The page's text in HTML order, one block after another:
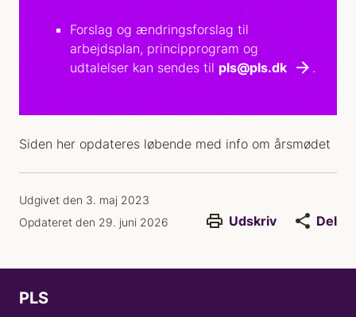
Forslag og ændringsforslag til
arbejdsplan, principprogram og
udtalelser kan sendes til pls@pls.dk .
Siden her opdateres løbende med info om årsmødet
Udgivet den 3. maj 2023
Opdateret den 29. juni 2026
Udskriv Del
PLS